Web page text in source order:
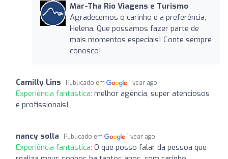
Mar-Tha Rio Viagens e Turismo
Agradecemos o carinho e a preferência,
Helena. Que possamos fazer parte de
mais momentos especiais! Conte sempre
conosco!
Camilly Lins Publicado em 1 year ago
Experiência fantástica: melhor agência, super atenciosos
e profissionais!
nancy solla Publicado em 1 year ago
Experiência fantástica: O que posso falar da pessoa que